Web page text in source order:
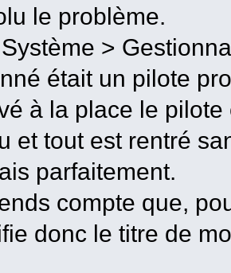
le problème.
>
était un pilote
à la place le
et tout est rentré
parfaitement.
compte que,
donc le titre de